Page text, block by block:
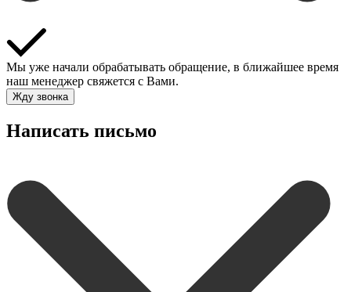
Мы уже начали обрабатывать обращение, в ближайшее время
наш менеджер свяжется с Вами.
Жду звонка
Написать письмо